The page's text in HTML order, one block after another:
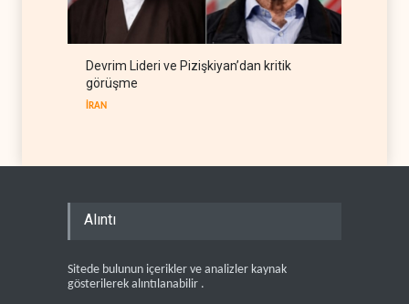
Devrim Lideri ve Pizişkiyan’dan kritik
görüşme
İRAN
Alıntı
Sitede bulunun içerikler ve analizler kaynak
gösterilerek alıntılanabilir .